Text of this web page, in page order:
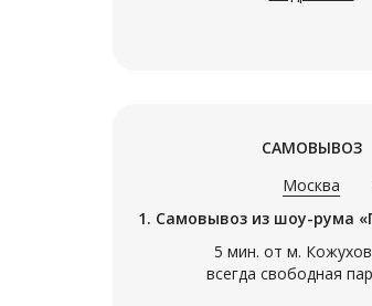
САМОВЫВОЗ
Москва
1. Самовывоз из шоу-рума
5 мин. от м.
всегда свободная